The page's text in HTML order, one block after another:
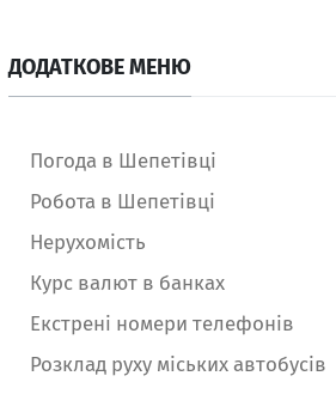
ДОДАТКОВЕ МЕНЮ
Погода в Шепетівці
Робота в Шепетівці
Нерухомість
Курс валют в банках
Екстрені номери телефонів
Розклад руху міських автобусів